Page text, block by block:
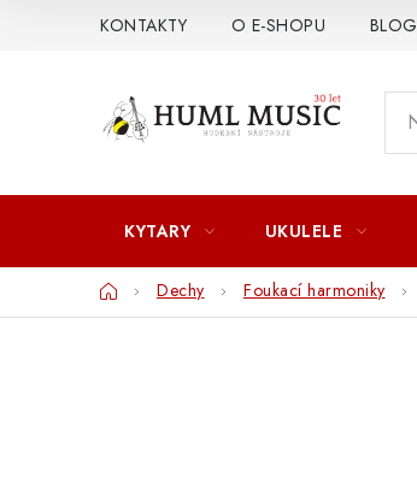
KONTAKTY O E-SHOPU BLOG
KYTARY UKULELE
DomůDechy Foukací harmoniky